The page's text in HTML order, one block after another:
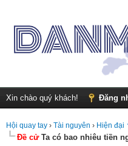
Xin chào quý khách! Đăng
Hội quay tay › Tài nguyên › Hiện đại
Đề cửTa có bao nhiêu tiền